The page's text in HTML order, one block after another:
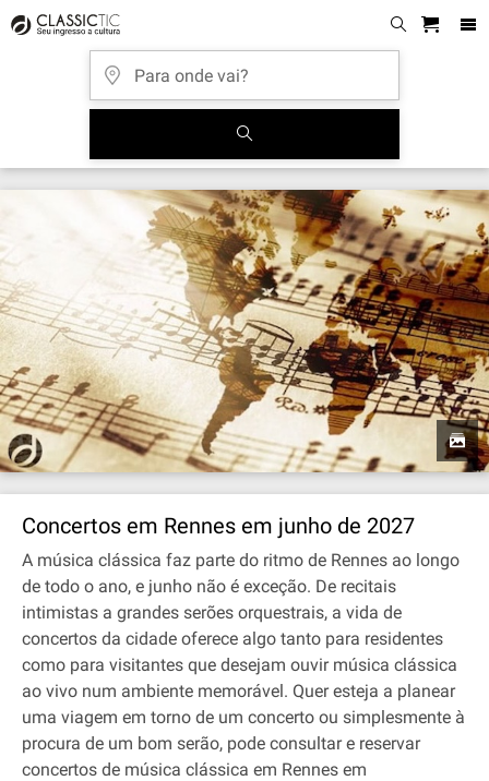
Concertos em Rennes em junho de 2027
A música clássica faz parte do ritmo de Rennes ao longo
de todo o ano, e junho não é exceção. De recitais
intimistas a grandes serões orquestrais, a vida de
concertos da cidade oferece algo tanto para residentes
como para visitantes que desejam ouvir música clássica
ao vivo num ambiente memorável. Quer esteja a planear
uma viagem em torno de um concerto ou simplesmente à
procura de um bom serão, pode consultar e reservar
concertos de música clássica em Rennes em